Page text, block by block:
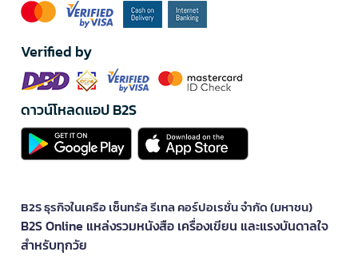
Verified by
ดาวน์โหลดแอป B2S
B2S ธุรกิจในเครือ เซ็นทรัล รีเทล คอร์ปอเรชั่น จำกัด (มหาชน)
B2S Online แหล่งรวมหนังสือ เครื่องเขียน และแรงบันดาลใจ
สำหรับทุกวัย